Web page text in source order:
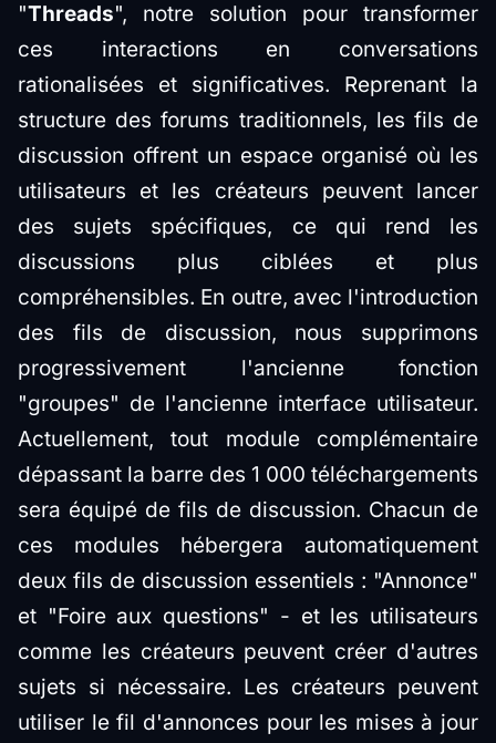
"Threads", notre solution pour transformer
ces interactions en conversations
rationalisées et significatives. Reprenant la
structure des forums traditionnels, les fils de
discussion offrent un espace organisé où les
utilisateurs et les créateurs peuvent lancer
des sujets spécifiques, ce qui rend les
discussions plus ciblées et plus
compréhensibles. En outre, avec l'introduction
des fils de discussion, nous supprimons
progressivement l'ancienne fonction
"groupes" de l'ancienne interface utilisateur.
Actuellement, tout module complémentaire
dépassant la barre des 1 000 téléchargements
sera équipé de fils de discussion. Chacun de
ces modules hébergera automatiquement
deux fils de discussion essentiels : "Annonce"
et "Foire aux questions" - et les utilisateurs
comme les créateurs peuvent créer d'autres
sujets si nécessaire. Les créateurs peuvent
utiliser le fil d'annonces pour les mises à jour